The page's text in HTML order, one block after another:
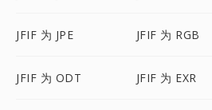
JFIF 为 JPE JFIF 为 RGB
JFIF 为 ODT JFIF 为 EXR